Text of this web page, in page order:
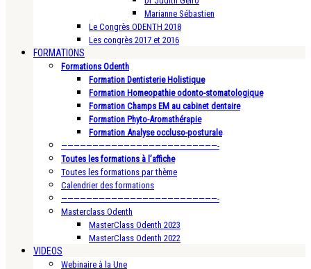
Marianne Sébastien
Le Congrès ODENTH 2018
Les congrès 2017 et 2016
FORMATIONS
Formations Odenth
Formation Dentisterie Holistique
Formation Homeopathie odonto-stomatologique
Formation Champs EM au cabinet dentaire
Formation Phyto-Aromathérapie
Formation Analyse occluso-posturale
—————————————————————————-
Toutes les formations à l’affiche
Toutes les formations par thème
Calendrier des formations
—————————————————————————-
Masterclass Odenth
MasterClass Odenth 2023
MasterClass Odenth 2022
VIDEOS
Webinaire à la Une